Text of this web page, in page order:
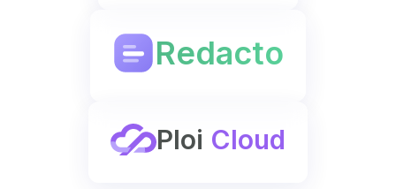
Redacto
Ploi Cloud